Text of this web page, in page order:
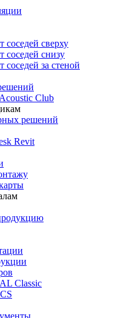
сверху
снизу
за стеной
Club
решений
Revit
Сlassic